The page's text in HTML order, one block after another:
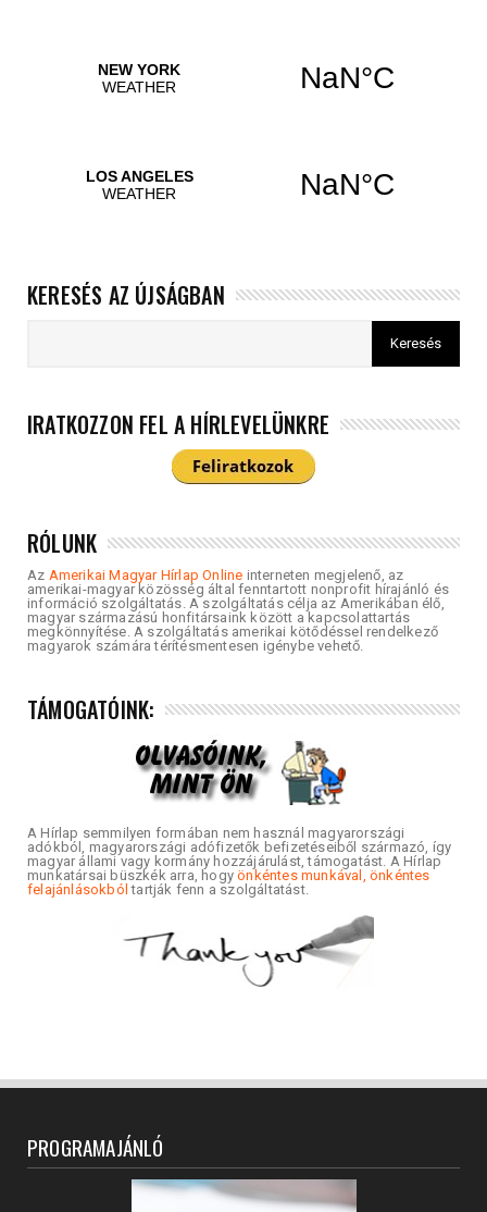
KERESÉS AZ ÚJSÁGBAN
IRATKOZZON FEL A HÍRLEVELÜNKRE
RÓLUNK
Az Amerikai Magyar Hírlap Online interneten megjelenő, az
amerikai-magyar közösség által fenntartott nonprofit hírajánló és
információ szolgáltatás. A szolgáltatás célja az Amerikában élő,
magyar származású honfitársaink között a kapcsolattartás
megkönnyítése. A szolgáltatás amerikai kötődéssel rendelkező
magyarok számára térítésmentesen igénybe vehető.
TÁMOGATÓINK:
A Hírlap semmilyen formában nem használ magyarországi
adókból, magyarországi adófizetők befizetéseiből származó, így
magyar állami vagy kormány hozzájárulást, támogatást. A Hírlap
munkatársai büszkék arra, hogyönkéntes munkával, önkéntes
felajánlásokból tartják fenn a szolgáltatást.
PROGRAMAJÁNLÓ